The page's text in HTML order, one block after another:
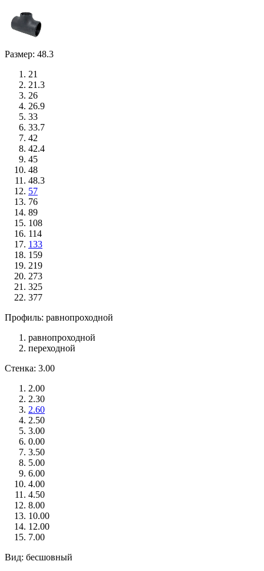
Размер: 48.3
21
21.3
26
26.9
33
33.7
42
42.4
45
48
48.3
57
76
89
108
114
133
159
219
273
325
377
Профиль: равнопроходной
равнопроходной
переходной
Стенка: 3.00
2.00
2.30
2.60
2.50
3.00
0.00
3.50
5.00
6.00
4.00
4.50
8.00
10.00
12.00
7.00
Вид: бесшовный